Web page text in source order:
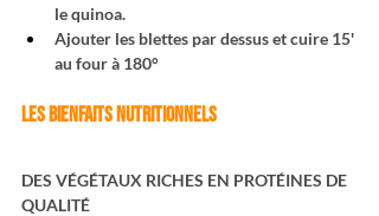
le quinoa.
Ajouter les blettes par dessus et cuire 15'
au four à 180°
LES BIENFAITS NUTRITIONNELS
DES VÉGÉTAUX RICHES EN PROTÉINES DE
QUALITÉ